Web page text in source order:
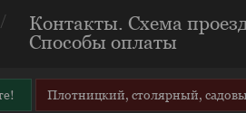
Контакты. Схема
Способы оплаты
Плотницкий, столярный,